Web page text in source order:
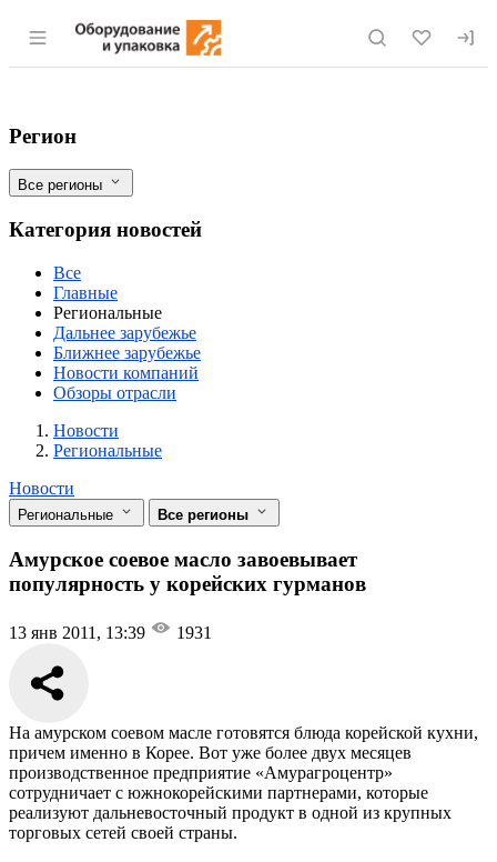
Раздел навигации по сайту eqinfo.ru
Амурское соевое масло завоевывает
Фильтры
Регион
Все регионы
Категория новостей
Все
Главные
Региональные
Дальнее зарубежье
Ближнее зарубежье
Новости компаний
Обзоры отрасли
Новости
Разделы
Новости
Региональные
Новости
Региональные Все регионы
Амурское соевое масло завоевывает
популярность у корейских гурманов
13 янв 2011, 13:39 1931
На амурском соевом масле готовятся блюда корейской кухни,
причем именно в Корее. Вот уже более двух месяцев
производственное предприятие «Амурагроцентр»
сотрудничает с южнокорейскими партнерами, которые
реализуют дальневосточный продукт в одной из крупных
торговых сетей своей страны.